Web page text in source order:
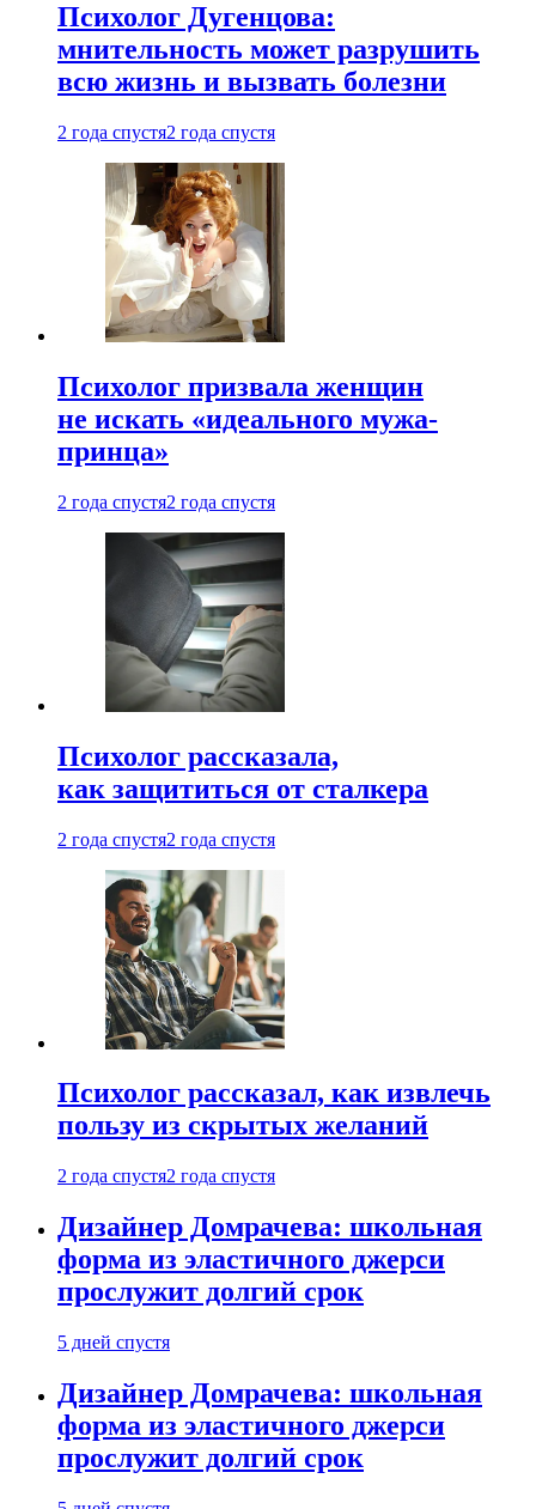
Психолог Дугенцова:
мнительность может разрушить
всю жизнь и вызвать болезни
2 года спустя2 года спустя
Психолог призвала женщин
не искать «идеального мужа-
принца»
2 года спустя2 года спустя
Психолог рассказала,
как защититься от сталкера
2 года спустя2 года спустя
Психолог рассказал, как извлечь
пользу из скрытых желаний
2 года спустя2 года спустя
Дизайнер Домрачева: школьная
форма из эластичного джерси
прослужит долгий срок
5 дней спустя
Дизайнер Домрачева: школьная
форма из эластичного джерси
прослужит долгий срок